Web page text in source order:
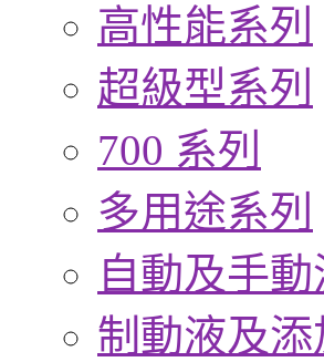
高性能系列
超級型系列
700 系列
多用途系列
自動及手
制動液及添